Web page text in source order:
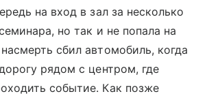
на вход в зал за несколько
но так и не попала на
сбил автомобиль, когда
рядом с центром, где
событие. Как позже